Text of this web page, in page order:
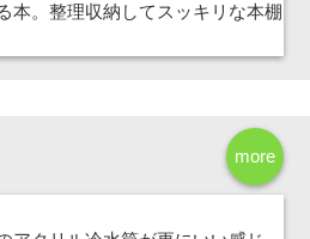
本。整理収納してスッキリな本棚
more